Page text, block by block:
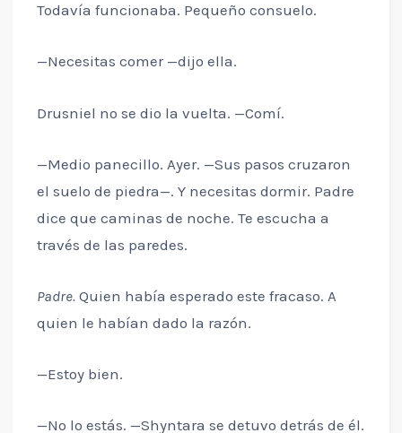
Todavía funcionaba. Pequeño consuelo.
—Necesitas comer —dijo ella.
Drusniel no se dio la vuelta. —Comí.
—Medio panecillo. Ayer. —Sus pasos cruzaron
el suelo de piedra—. Y necesitas dormir. Padre
dice que caminas de noche. Te escucha a
través de las paredes.
Padre.Quien había esperado este fracaso. A
quien le habían dado la razón.
—Estoy bien.
—No lo estás. —Shyntara se detuvo detrás de él.